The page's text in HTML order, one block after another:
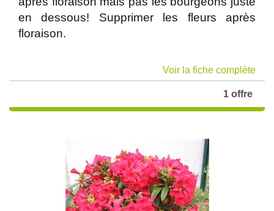
en dessous! Supprimer les fleurs après
floraison.
Voir la fiche complète
1 offre